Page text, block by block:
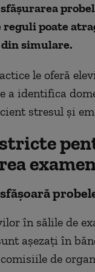
reguli poate
simulare.
le oferă
a identifica
stresul și
în sălile de
așezați în
de